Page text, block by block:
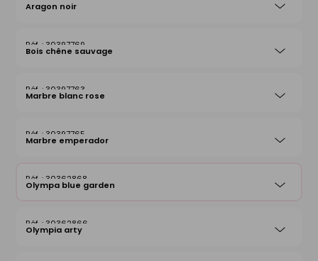
Aragon noir
30397769
Bois chêne sauvage
30397763
Marbre blanc rose
30397765
Marbre emperador
30362868
Olympa blue garden
30362866
Olympia arty